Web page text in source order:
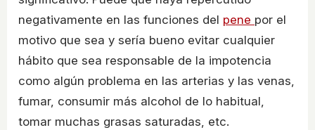
negativamente en las funciones del pene por el
motivo que sea y sería bueno evitar cualquier
hábito que sea responsable de la impotencia
como algún problema en las arterias y las venas,
fumar, consumir más alcohol de lo habitual,
tomar muchas grasas saturadas, etc.